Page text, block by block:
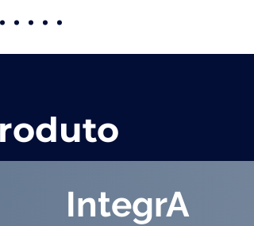
IntegrA